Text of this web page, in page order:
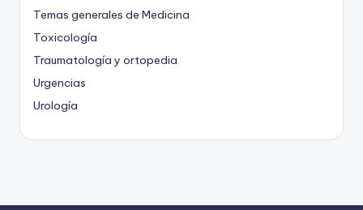
Temas generales de Medicina
Toxicología
Traumatología y ortopedia
Urgencias
Urología